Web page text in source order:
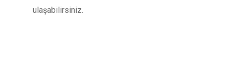
ulaşabilirsiniz.